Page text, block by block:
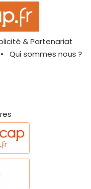
& Partenariat
Qui sommes nous ?